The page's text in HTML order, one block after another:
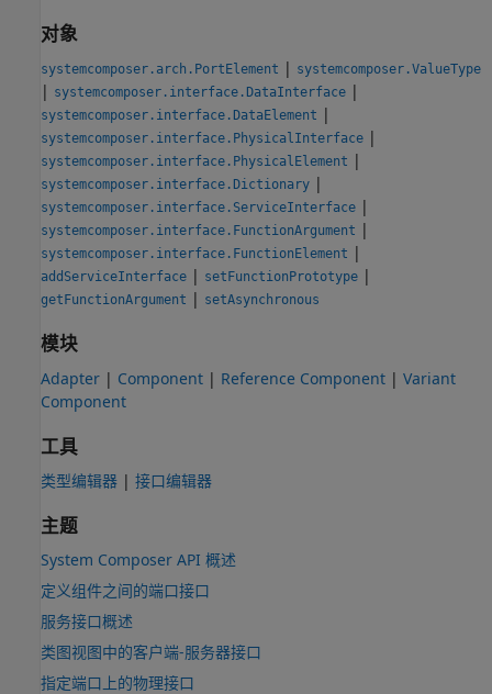
对象
systemcomposer.arch.PortElement | systemcomposer.ValueType
| systemcomposer.interface.DataInterface |
systemcomposer.interface.DataElement |
systemcomposer.interface.PhysicalInterface |
systemcomposer.interface.PhysicalElement |
systemcomposer.interface.Dictionary |
systemcomposer.interface.ServiceInterface |
systemcomposer.interface.FunctionArgument |
systemcomposer.interface.FunctionElement |
addServiceInterface | setFunctionPrototype |
getFunctionArgument | setAsynchronous
模块
Adapter | Component | Reference Component | Variant
Component
工具
类型编辑器 | 接口编辑器
主题
System Composer API 概述
定义组件之间的端口接口
服务接口概述
类图视图中的客户端-服务器接口
指定端口上的物理接口